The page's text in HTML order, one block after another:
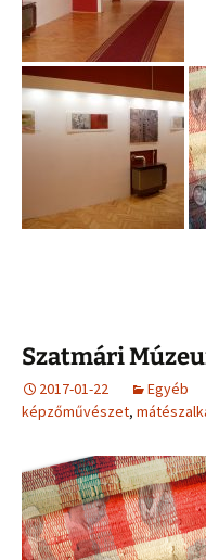
Szatmári
2017-01-22 Egyéb
képzőművészet,